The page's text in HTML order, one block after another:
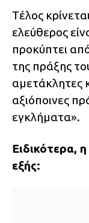
Tέλος
ελεύθερος
προκύπτει
της πράξης
αμετάκλητες
αξιόποινες
εγκλήματα».
Ειδικότερα,
εξής: